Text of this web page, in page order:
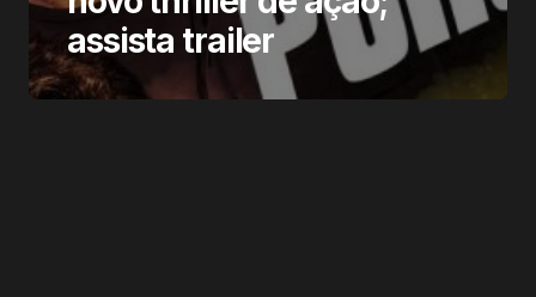
assista trailer